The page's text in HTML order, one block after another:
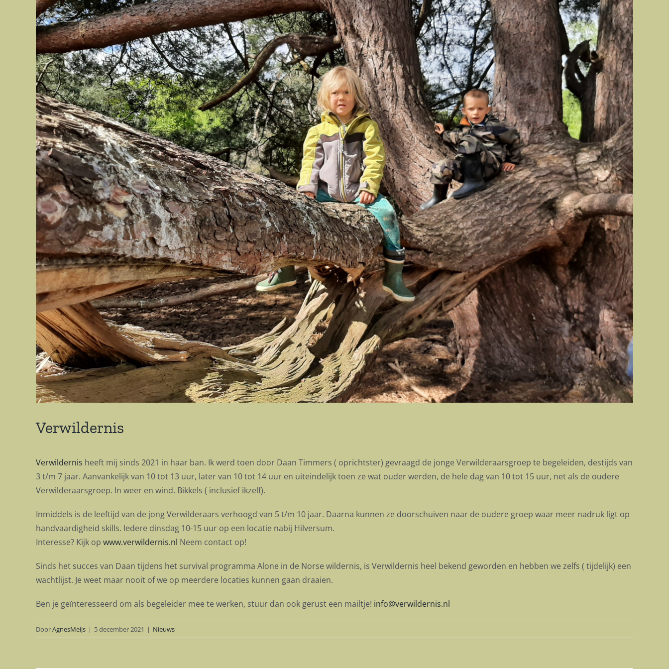
Verwildernis
Verwildernis heeft mij sinds 2021 in haar ban. Ik werd toen door Daan Timmers ( oprichtster) gevraagd de jonge Verwilderaarsgroep te begeleiden, destijds van
3 t/m 7 jaar. Aanvankelijk van 10 tot 13 uur, later van 10 tot 14 uur en uiteindelijk toen ze wat ouder werden, de hele dag van 10 tot 15 uur, net als de oudere
Verwilderaarsgroep. In weer en wind. Bikkels ( inclusief ikzelf).
Inmiddels is de leeftijd van de jong Verwilderaars verhoogd van 5 t/m 10 jaar. Daarna kunnen ze doorschuiven naar de oudere groep waar meer nadruk ligt op
handvaardigheid skills. Iedere dinsdag 10-15 uur op een locatie nabij Hilversum.
Interesse? Kijk op www.verwildernis.nl Neem contact op!
Sinds het succes van Daan tijdens het survival programma Alone in de Norse wildernis, is Verwildernis heel bekend geworden en hebben we zelfs ( tijdelijk) een
wachtlijst. Je weet maar nooit of we op meerdere locaties kunnen gaan draaien.
Ben je geïnteresseerd om als begeleider mee te werken, stuur dan ook gerust een mailtje! info@verwildernis.nl
DoorAgnesMeijs | 5 december 2021 | Nieuws